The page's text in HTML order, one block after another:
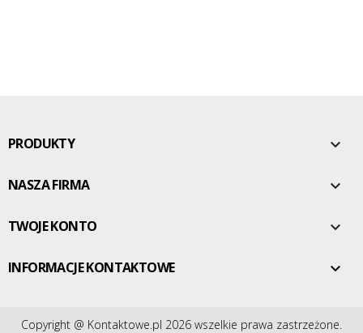
PRODUKTY 
NASZA FIRMA 
TWOJE KONTO 
INFORMACJE KONTAKTOWE 
Copyright @ Kontaktowe.pl 2026 wszelkie prawa zastrzeżone.